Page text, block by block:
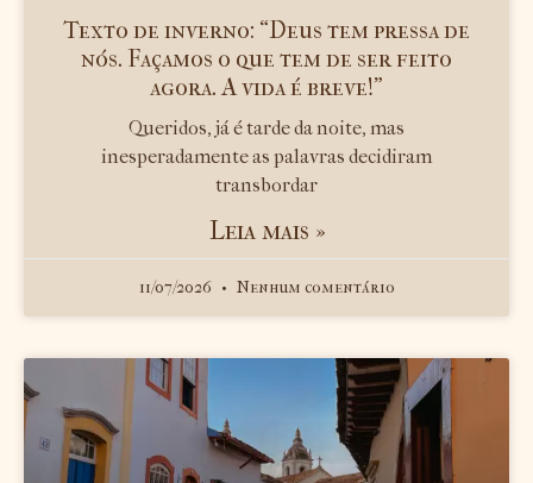
Texto de inverno: “Deus tem pressa de
nós. Façamos o que tem de ser feito
agora. A vida é breve!”
Queridos, já é tarde da noite, mas
inesperadamente as palavras decidiram
transbordar
Leia mais »
11/07/2026 Nenhum comentário